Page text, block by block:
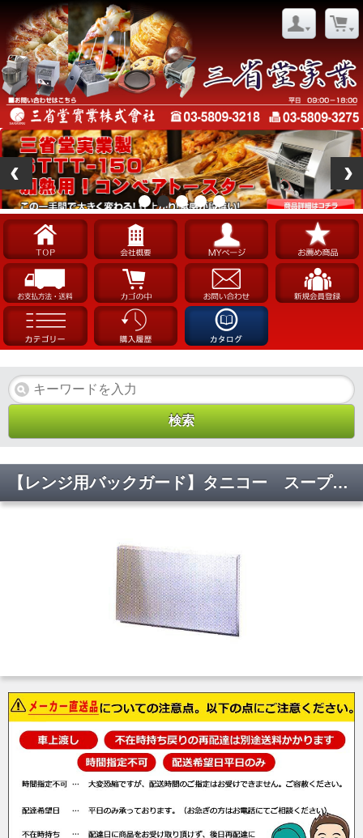
【レンジ用バックガード】タニコー スープレンジ防火用バックガード BG-66 W600×D60×H350(mm)【代引不可】